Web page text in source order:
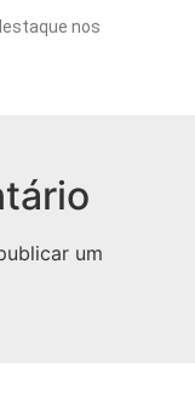
nos
um